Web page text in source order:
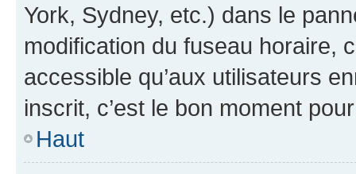
York, Sydney, etc.) dans le
modification du fuseau horaire,
accessible qu’aux utilisateurs
inscrit, c’est le bon moment
Haut